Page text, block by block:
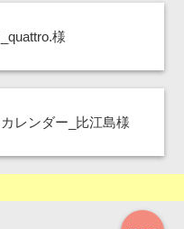
様
レンダー_比江島様